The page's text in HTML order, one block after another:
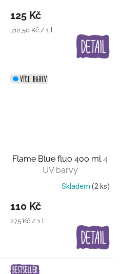
125 Kč
Měrná
312,50 Kč / 1 l
Flame Blue fluo 400 ml4
UV barvy
Skladem (2 ks)
110 Kč
Měrná
275 Kč / 1 l